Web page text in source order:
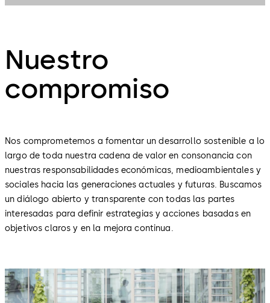
Nuestro
compromiso
Nos comprometemos a fomentar un desarrollo sostenible a lo
largo de toda nuestra cadena de valor en consonancia con
nuestras responsabilidades económicas, medioambientales y
sociales hacia las generaciones actuales y futuras. Buscamos
un diálogo abierto y transparente con todas las partes
interesadas para definir estrategias y acciones basadas en
objetivos claros y en la mejora continua.